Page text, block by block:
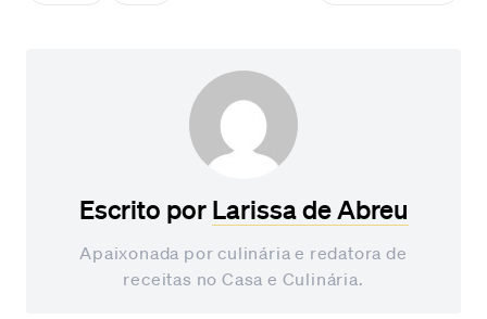
Escrito por Larissa de Abreu
Apaixonada por culinária e redatora de
receitas no Casa e Culinária.